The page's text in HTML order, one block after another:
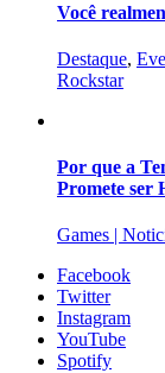
Você
Destaque,
Rockstar
Por que a
Promete ser
Games |
Facebook
Twitter
Instagram
YouTube
Spotify